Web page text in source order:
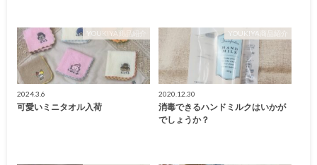
YOUKIYA商品紹介
2024.3.6
可愛いミニタオル入荷
YOUKIYA商品紹介
2020.12.30
消毒できるハンドミルクはいかが
でしょうか？